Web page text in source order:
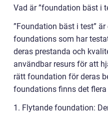
Vad är ”foundation bäst i
”Foundation bäst i test”
foundations som har
deras prestanda och
användbar resurs för att
rätt foundation för deras
foundations finns det
1. Flytande foundation: